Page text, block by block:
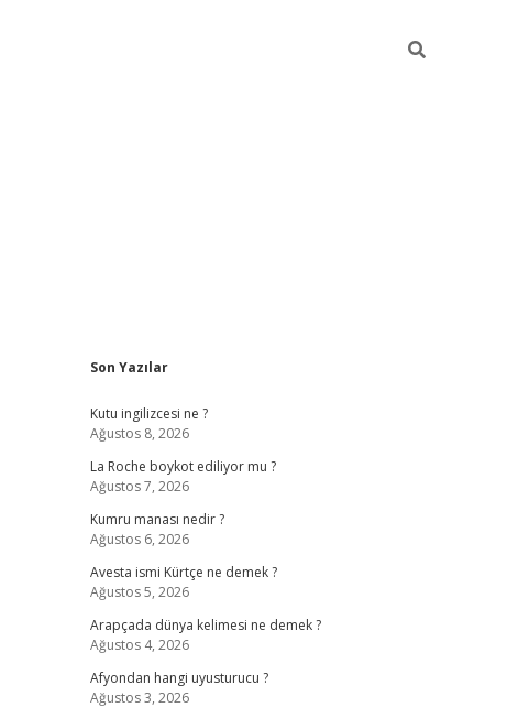
Sidebar
Son Yazılar
Kutu ingilizcesi ne ?
Ağustos 8, 2026
La Roche boykot ediliyor mu ?
Ağustos 7, 2026
Kumru manası nedir ?
Ağustos 6, 2026
Avesta ismi Kürtçe ne demek ?
Ağustos 5, 2026
Arapçada dünya kelimesi ne demek ?
Ağustos 4, 2026
Afyondan hangi uyusturucu ?
Ağustos 3, 2026